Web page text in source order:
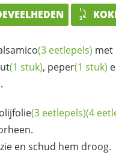
(3 eetlepels) met
(1 stuk), peper(1 stuk)
.
olijfolie(3 eetlepels)(4
en schud hem droog.